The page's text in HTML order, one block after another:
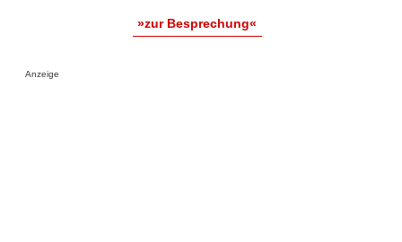
»zur Besprechung«
Anzeige